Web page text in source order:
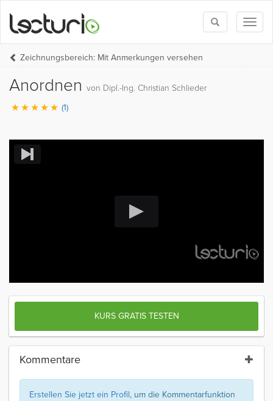
Toggle
search
Zeichnungsbereich: Mit Anmerkungen versehen
Anordnen von Dipl.-Ing. Christian Schlieder
(1)
KURS GRATIS TESTEN
Kommentare
Erstellen Sie jetzt ein Profil, um die Kommentarfunktion